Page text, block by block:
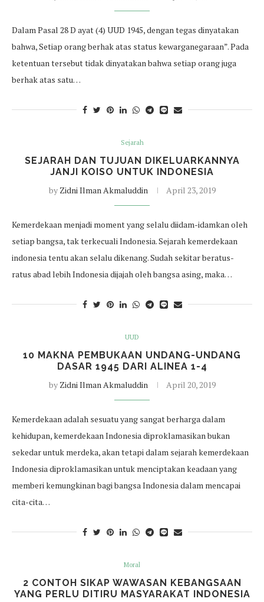
Dalam Pasal 28 D ayat (4) UUD 1945, dengan tegas dinyatakan
bahwa, Setiap orang berhak atas status kewarganegaraan”. Pada
ketentuan tersebut tidak dinyatakan bahwa setiap orang juga
berhak atas satu…
Sejarah
SEJARAH DAN TUJUAN DIKELUARKANNYA
JANJI KOISO UNTUK INDONESIA
by Zidni Ilman Akmaluddin April 23, 2019
Kemerdekaan menjadi moment yang selalu diidam-idamkan oleh
setiap bangsa, tak terkecuali Indonesia. Sejarah kemerdekaan
indonesia tentu akan selalu dikenang. Sudah sekitar beratus-
ratus abad lebih Indonesia dijajah oleh bangsa asing, maka…
UUD
10 MAKNA PEMBUKAAN UNDANG-UNDANG
DASAR 1945 DARI ALINEA 1-4
by Zidni Ilman Akmaluddin April 20, 2019
Kemerdekaan adalah sesuatu yang sangat berharga dalam
kehidupan, kemerdekaan Indonesia diproklamasikan bukan
sekedar untuk merdeka, akan tetapi dalam sejarah kemerdekaan
Indonesia diproklamasikan untuk menciptakan keadaan yang
memberi kemungkinan bagi bangsa Indonesia dalam mencapai
cita-cita…
Moral
2 CONTOH SIKAP WAWASAN KEBANGSAAN
YANG PERLU DITIRU MASYARAKAT INDONESIA